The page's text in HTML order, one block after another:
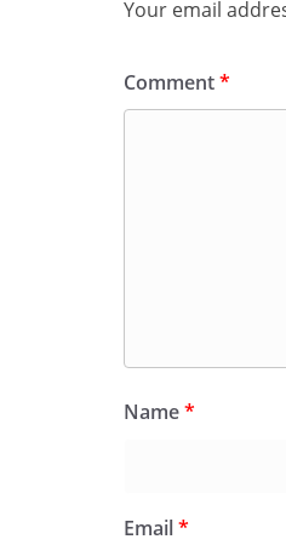
Your email
Comment*
Name*
Email*